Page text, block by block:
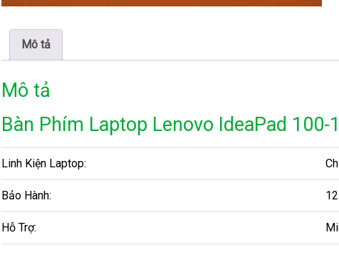
Mô tả
Mô tả
Bàn Phím Laptop Lenovo IdeaPad 100-
Linh Kiện Laptop:
Bảo Hành:
Hỗ Trợ: